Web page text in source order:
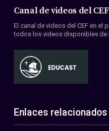
Canal de videos del CEF
El canal de videos del CEF en el
todos los videos disponibles de
Enlaces relacionados